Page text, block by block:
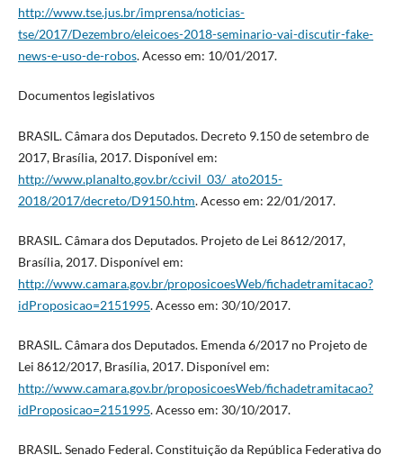
http://www.tse.jus.br/imprensa/noticias-
tse/2017/Dezembro/eleicoes-2018-seminario-vai-discutir-fake-
news-e-uso-de-robos. Acesso em: 10/01/2017.
Documentos legislativos
BRASIL. Câmara dos Deputados. Decreto 9.150 de setembro de
2017, Brasília, 2017. Disponível em:
http://www.planalto.gov.br/ccivil_03/_ato2015-
2018/2017/decreto/D9150.htm. Acesso em: 22/01/2017.
BRASIL. Câmara dos Deputados. Projeto de Lei 8612/2017,
Brasília, 2017. Disponível em:
http://www.camara.gov.br/proposicoesWeb/fichadetramitacao?
idProposicao=2151995. Acesso em: 30/10/2017.
BRASIL. Câmara dos Deputados. Emenda 6/2017 no Projeto de
Lei 8612/2017, Brasília, 2017. Disponível em:
http://www.camara.gov.br/proposicoesWeb/fichadetramitacao?
idProposicao=2151995. Acesso em: 30/10/2017.
BRASIL. Senado Federal. Constituição da República Federativa do